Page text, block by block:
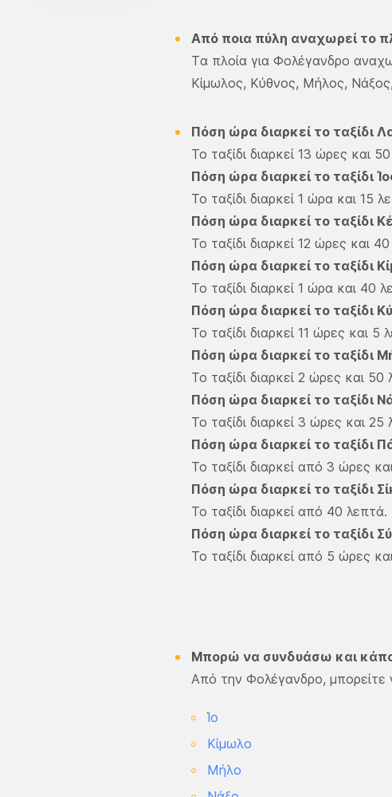
Από ποια πύλη αναχωρεί το
Tα πλοία για Φολέγανδρο
Κίμωλος, Κύθνος, Μήλος,
Πόση ώρα διαρκεί το ταξίδι
Το ταξίδι διαρκεί 13 ώρες και
Πόση ώρα διαρκεί το ταξίδι
Το ταξίδι διαρκεί 1 ώρα και 15
Πόση ώρα διαρκεί το ταξίδι
Το ταξίδι διαρκεί 12 ώρες και
Πόση ώρα διαρκεί το ταξίδι
Το ταξίδι διαρκεί 1 ώρα και 40
Πόση ώρα διαρκεί το ταξίδι
Το ταξίδι διαρκεί 11 ώρες και 5
Πόση ώρα διαρκεί το ταξίδι
Το ταξίδι διαρκεί 2 ώρες και 50
Πόση ώρα διαρκεί το ταξίδι
Το ταξίδι διαρκεί 3 ώρες και 25
Πόση ώρα διαρκεί το ταξίδι
Το ταξίδι διαρκεί από 3 ώρες
Πόση ώρα διαρκεί το ταξίδι
Το ταξίδι διαρκεί από 40 λεπτά.
Πόση ώρα διαρκεί το ταξίδι
Το ταξίδι διαρκεί από 5 ώρες
Μπορώ να συνδυάσω και
Από την Φολέγανδρο, μπορείτε
Ίο
Κίμωλο
Μήλο